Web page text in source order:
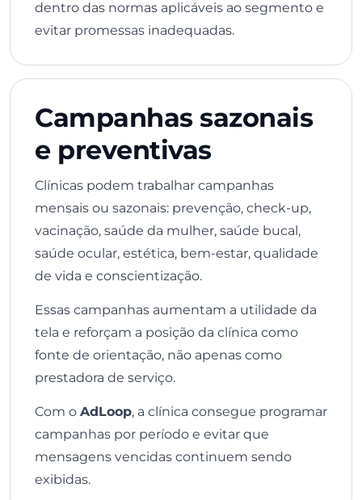
dentro das normas aplicáveis ao segmento e
evitar promessas inadequadas.
Campanhas sazonais
e preventivas
Clínicas podem trabalhar campanhas
mensais ou sazonais: prevenção, check-up,
vacinação, saúde da mulher, saúde bucal,
saúde ocular, estética, bem-estar, qualidade
de vida e conscientização.
Essas campanhas aumentam a utilidade da
tela e reforçam a posição da clínica como
fonte de orientação, não apenas como
prestadora de serviço.
Com o AdLoop, a clínica consegue programar
campanhas por período e evitar que
mensagens vencidas continuem sendo
exibidas.